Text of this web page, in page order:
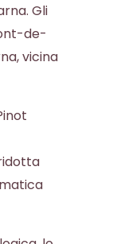
Gli
de-
vicina